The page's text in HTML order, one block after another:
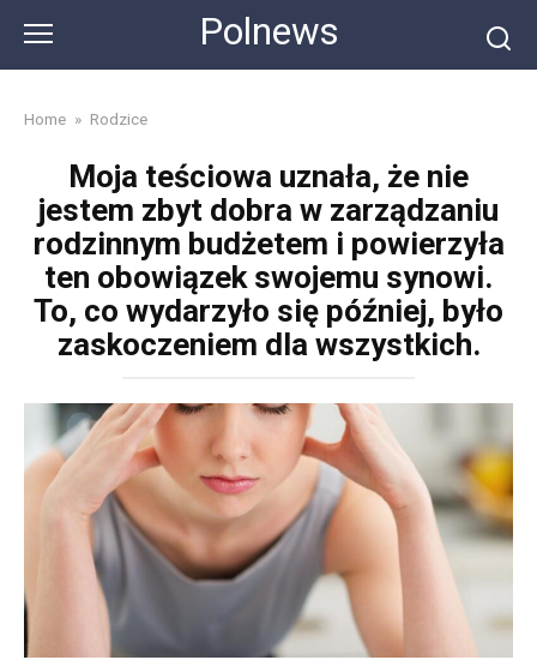
content
Polnews
Home » Rodzice
Moja teściowa uznała, że nie
jestem zbyt dobra w zarządzaniu
rodzinnym budżetem i powierzyła
ten obowiązek swojemu synowi.
To, co wydarzyło się później, było
zaskoczeniem dla wszystkich.